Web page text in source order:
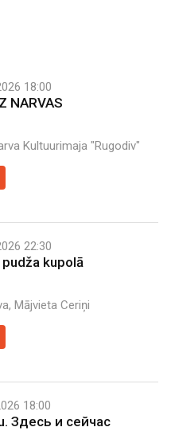
18:00
NARVAS
Kultuurimaja "Rugodiv"
22:30
kupolā
Mājvieta Ceriņi
18:00
Здесь и сейчас